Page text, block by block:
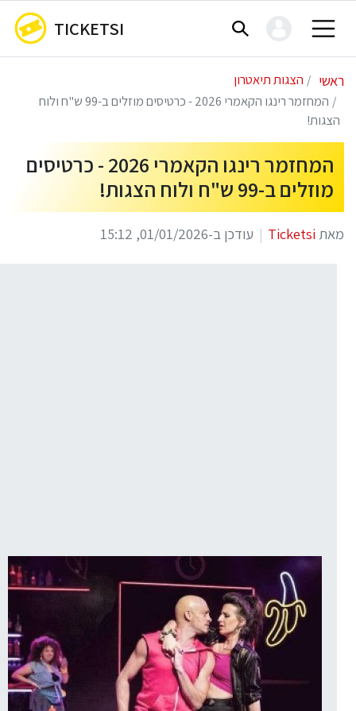
TICKETSI
ראשי
הצגות תיאטרון
המחזמר רינגו הקאמרי 2026 - כרטיסים מוזלים ב-99 ש"ח ולוח
הצגות!
המחזמר רינגו הקאמרי 2026 - כרטיסים
מוזלים ב-99 ש"ח ולוח הצגות!
מאת Ticketsi עודכן ב-01/01/2026, 15:12